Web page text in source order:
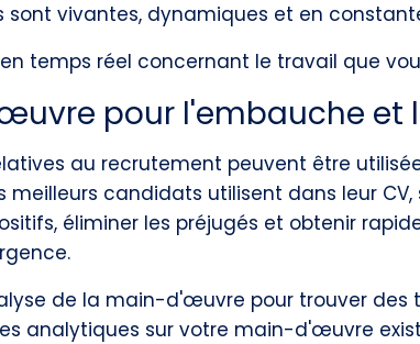
vivantes, dynamiques et en
temps réel concernant le travail que
pour l'embauche et
au recrutement peuvent être
candidats utilisent dans leur
éliminer les préjugés et obtenir
de la main-d'œuvre pour trouver
analytiques sur votre main-d'œuvre